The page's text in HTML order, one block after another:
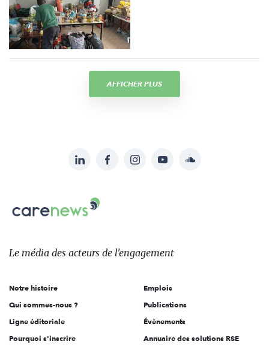
AFFICHER PLUS
sur:
LinkedInFacebookInstagramYouTubeSoundcloud
Le
des
l'engagement
Le média des acteurs de l'engagement
Notre histoire
Qui sommes-nous ?
Ligne éditoriale
Pourquoi s'inscrire
Emplois
Publications
Évènements
Annuaire des solutions RSE